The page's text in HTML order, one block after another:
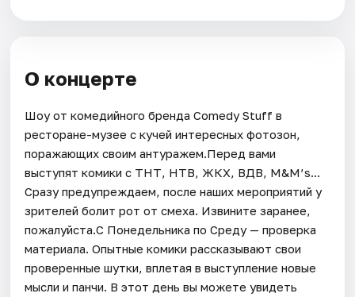
О концерте
Шоу от комедийного бренда Comedy Stuff в
ресторане-музее с кучей интересных фотозон,
поражающих своим антуражем.Перед вами
выступят комики с ТНТ, НТВ, ЖКХ, ВДВ, M&M’s...
Сразу предупреждаем, после наших мероприятий у
зрителей болит рот от смеха. Извините заранее,
пожалуйста.С Понедельника по Среду — проверка
материала. Опытные комики рассказывают свои
проверенные шутки, вплетая в выступление новые
мысли и панчи. В этот день вы можете увидеть